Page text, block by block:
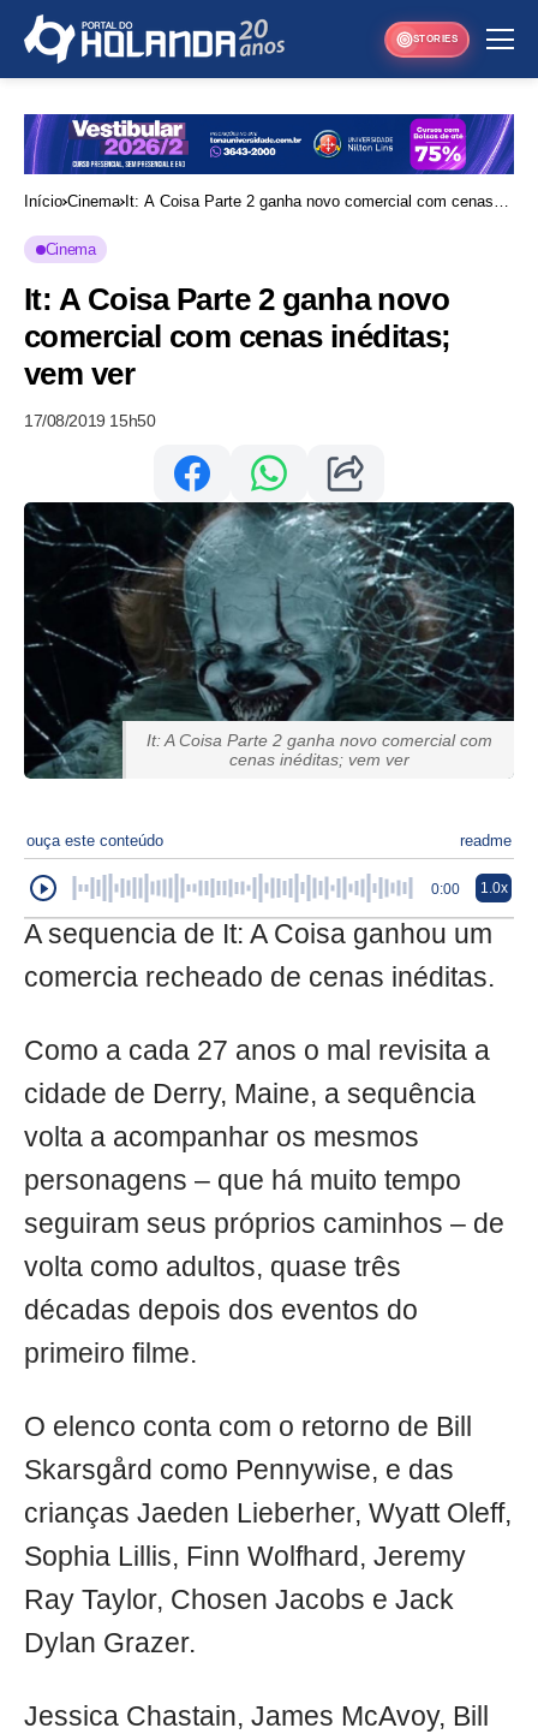
STORIES
Início Cinema It: A Coisa Parte 2 ganha novo comercial com cenas
Cinema
It: A Coisa Parte 2 ganha novo
comercial com cenas inéditas;
vem ver
17/08/2019 15h50
It: A Coisa Parte 2 ganha novo comercial com
cenas inéditas; vem ver
ouça este conteúdo readme
0:00 1.0x
A sequencia de It: A Coisa ganhou um
comercia recheado de cenas inéditas.
Como a cada 27 anos o mal revisita a
cidade de Derry, Maine, a sequência
volta a acompanhar os mesmos
personagens – que há muito tempo
seguiram seus próprios caminhos – de
volta como adultos, quase três
décadas depois dos eventos do
primeiro filme.
O elenco conta com o retorno de Bill
Skarsgård como Pennywise, e das
crianças Jaeden Lieberher, Wyatt Oleff,
Sophia Lillis, Finn Wolfhard, Jeremy
Ray Taylor, Chosen Jacobs e Jack
Dylan Grazer.
Jessica Chastain, James McAvoy, Bill